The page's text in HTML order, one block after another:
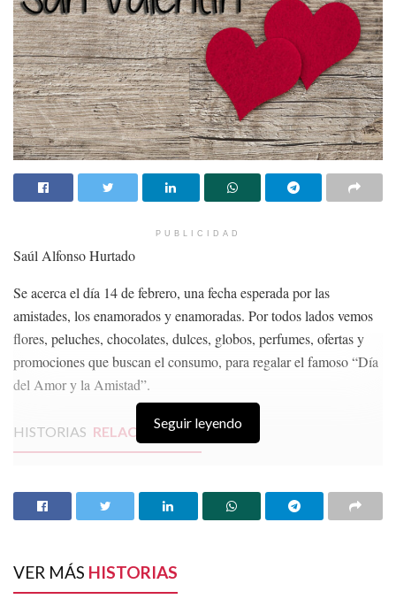
PUBLICIDAD
Saúl Alfonso Hurtado
Se acerca el día 14 de febrero, una fecha esperada por las
amistades, los enamorados y enamoradas. Por todos lados vemos
flores, peluches, chocolates, dulces, globos, perfumes, ofertas y
promociones que buscan el consumo, para regalar el famoso “Día
del Amor y la Amistad”.
HISTORIAS RELACIONADAS
El Gobierno quiere protegernos hasta de las
preguntas
cree que la prensa es su enemiga
Seguir leyendo
VER MÁS HISTORIAS